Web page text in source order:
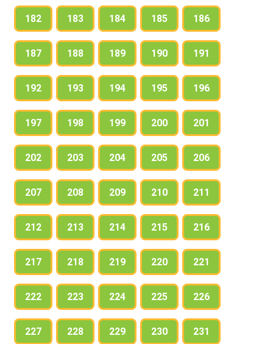
182 183 184 185 186
187 188 189 190 191
192 193 194 195 196
197 198 199 200 201
202 203 204 205 206
207 208 209 210 211
212 213 214 215 216
217 218 219 220 221
222 223 224 225 226
227 228 229 230 231